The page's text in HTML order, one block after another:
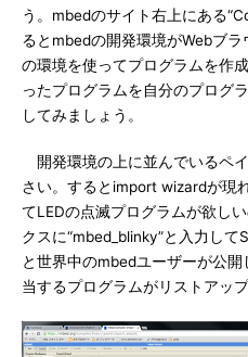
う。mbedのサイト右上にある
るとmbedの開発環境がWebブ
の環境を使ってプログラムを作
ったプログラムを自分のプログ
してみましょう。
開発環境の上に並んでいるペ
さい。するとimport wizardが現
てLEDの点滅プログラムが欲し
クスに“mbed_blinky”と入力し
と世界中のmbedユーザーが公
当するプログラムがリストアップ